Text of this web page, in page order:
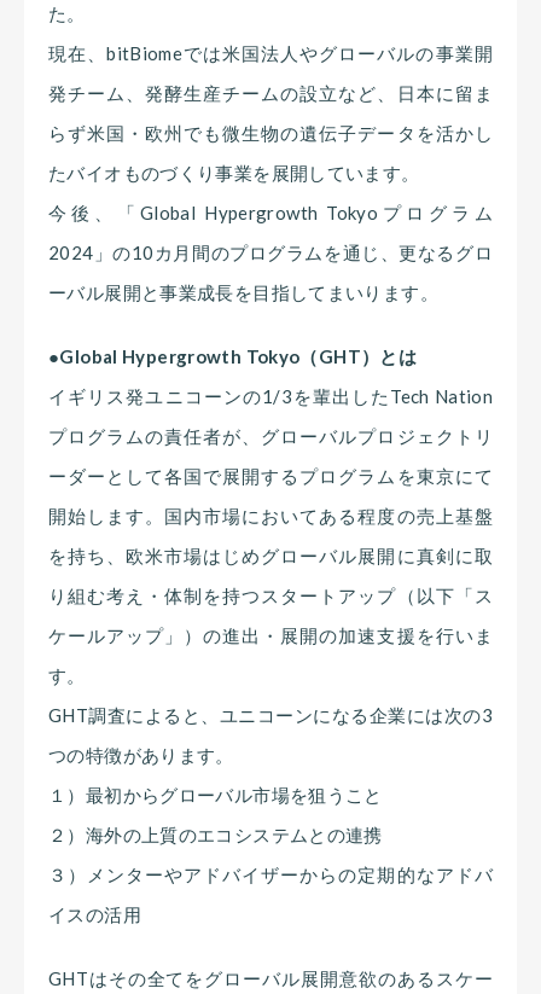
た。
現在、bitBiomeでは米国法人やグローバルの事業開
発チーム、発酵生産チームの設立など、日本に留ま
らず米国・欧州でも微生物の遺伝子データを活かし
たバイオものづくり事業を展開しています。
今後、「Global Hypergrowth Tokyoプログラム
2024」の10カ月間のプログラムを通じ、更なるグロ
ーバル展開と事業成長を目指してまいります。
●Global Hypergrowth Tokyo（GHT）とは
イギリス発ユニコーンの1/3を輩出したTech Nation
プログラムの責任者が、グローバルプロジェクトリ
ーダーとして各国で展開するプログラムを東京にて
開始します。国内市場においてある程度の売上基盤
を持ち、欧米市場はじめグローバル展開に真剣に取
り組む考え・体制を持つスタートアップ（以下「ス
ケールアップ」）の進出・展開の加速支援を行いま
す。
GHT調査によると、ユニコーンになる企業には次の3
つの特徴があります。
１）最初からグローバル市場を狙うこと
２）海外の上質のエコシステムとの連携
３）メンターやアドバイザーからの定期的なアドバ
イスの活用
GHTはその全てをグローバル展開意欲のあるスケー